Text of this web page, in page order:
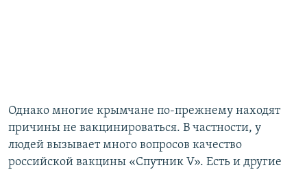
Однако многие крымчане по-прежнему находят
причины не вакцинироваться. В частности, у
людей вызывает много вопросов качество
российской вакцины «Спутник V». Есть и другие